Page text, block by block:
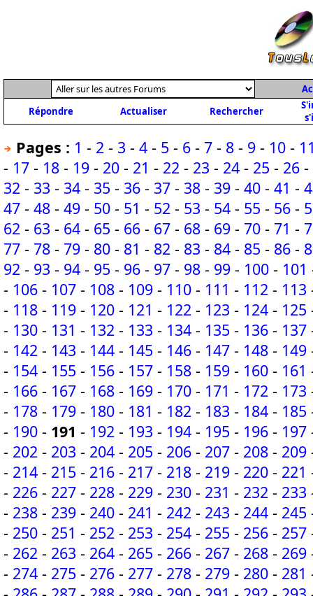
Répondre
Actualiser Rechercher
Pages : 1 - 2 - 3 - 4 - 5 - 6 - 7 - 8 - 9 - 10 -
- 17 - 18 - 19 - 20 - 21 - 22 - 23 - 24 - 25 - 26 -
32 - 33 - 34 - 35 - 36 - 37 - 38 - 39 - 40 - 41 -
47 - 48 - 49 - 50 - 51 - 52 - 53 - 54 - 55 - 56 -
62 - 63 - 64 - 65 - 66 - 67 - 68 - 69 - 70 - 71 -
77 - 78 - 79 - 80 - 81 - 82 - 83 - 84 - 85 - 86 -
92 - 93 - 94 - 95 - 96 - 97 - 98 - 99 - 100 - 101
- 106 - 107 - 108 - 109 - 110 - 111 - 112 - 113
- 118 - 119 - 120 - 121 - 122 - 123 - 124 - 125
- 130 - 131 - 132 - 133 - 134 - 135 - 136 - 137
- 142 - 143 - 144 - 145 - 146 - 147 - 148 - 149
- 154 - 155 - 156 - 157 - 158 - 159 - 160 - 161
- 166 - 167 - 168 - 169 - 170 - 171 - 172 - 173
- 178 - 179 - 180 - 181 - 182 - 183 - 184 - 185
- 190 - 191 - 192 - 193 - 194 - 195 - 196 - 197
- 202 - 203 - 204 - 205 - 206 - 207 - 208 - 209
- 214 - 215 - 216 - 217 - 218 - 219 - 220 - 221
- 226 - 227 - 228 - 229 - 230 - 231 - 232 - 233
- 238 - 239 - 240 - 241 - 242 - 243 - 244 - 245
- 250 - 251 - 252 - 253 - 254 - 255 - 256 - 257
- 262 - 263 - 264 - 265 - 266 - 267 - 268 - 269
- 274 - 275 - 276 - 277 - 278 - 279 - 280 - 281